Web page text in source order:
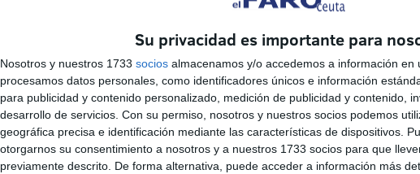
Su privacidad es importante para
Nosotros y nuestros 1733 socios almacenamos y/o accedemos a información en
procesamos datos personales, como identificadores únicos e información
para publicidad y contenido personalizado, medición de publicidad y contenido,
desarrollo de servicios. Con su permiso, nosotros y nuestros socios podemos
geográfica precisa e identificación mediante las características de dispositivos.
otorgarnos su consentimiento a nosotros y a nuestros 1733 socios para que
previamente descrito. De forma alternativa, puede acceder a información más